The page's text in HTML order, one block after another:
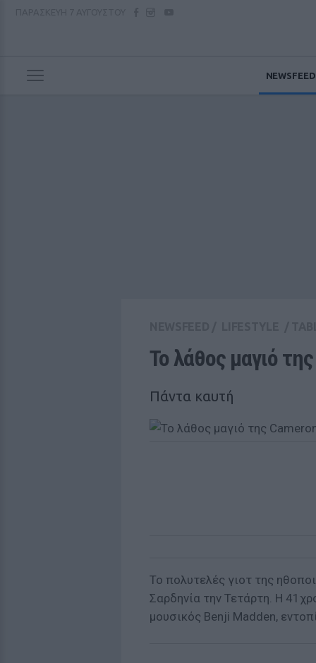
NEWSFEED
Το λάθος μαγιό
Πάντα καυτή
Το πολυτελές γιοτ της
Σαρδηνία την Τετάρτη. Η
μουσικός Benji Madden,